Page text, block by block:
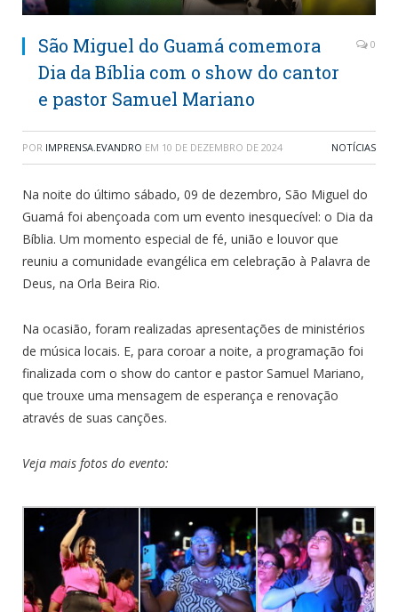
São Miguel do Guamá comemora
Dia da Bíblia com o show do cantor
e pastor Samuel Mariano
0
POR IMPRENSA.EVANDRO EM 10 DE DEZEMBRO DE 2024 NOTÍCIAS
Na noite do último sábado, 09 de dezembro, São Miguel do
Guamá foi abençoada com um evento inesquecível: o Dia da
Bíblia. Um momento especial de fé, união e louvor que
reuniu a comunidade evangélica em celebração à Palavra de
Deus, na Orla Beira Rio.
Na ocasião, foram realizadas apresentações de ministérios
de música locais. E, para coroar a noite, a programação foi
finalizada com o show do cantor e pastor Samuel Mariano,
que trouxe uma mensagem de esperança e renovação
através de suas canções.
Veja mais fotos do evento: